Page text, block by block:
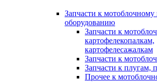
Запчасти к мотоблочному
оборудованию
Запчасти к
картофелекопалкам,
картофелесажалкам
Запчасти к
Запчасти к плугам,
Прочее к